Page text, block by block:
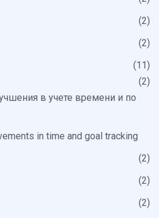
2
2
11
2
в учете времени и по
in time and goal tracking
2
2
2